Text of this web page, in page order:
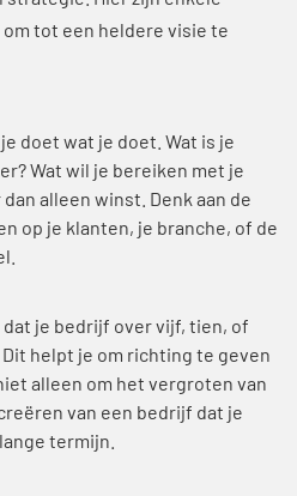
tot een heldere visie te
doet wat je doet. Wat is je
Wat wil je bereiken met je
alleen winst. Denk aan de
op je klanten, je branche, of de
je bedrijf over vijf, tien, of
helpt je om richting te geven
alleen om het vergroten van
van een bedrijf dat je
termijn.